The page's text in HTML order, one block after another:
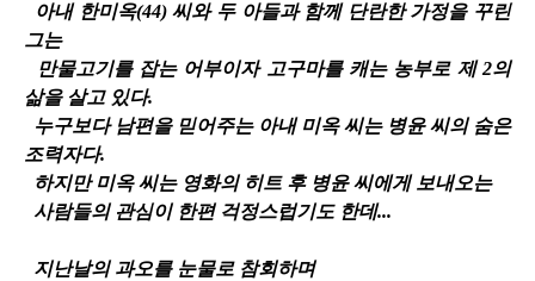
아내 한미옥(44) 씨와 두 아들과 함께 단란한 가정을 꾸린
그는
만물고기를 잡는 어부이자 고구마를 캐는 농부로 제 2의
삶을 살고 있다.
누구보다 남편을 믿어주는 아내 미옥 씨는 병윤 씨의 숨은
조력자다.
하지만 미옥 씨는 영화의 히트 후 병윤 씨에게 보내오는
사람들의 관심이 한편 걱정스럽기도 한데...
지난날의 과오를 눈물로 참회하며